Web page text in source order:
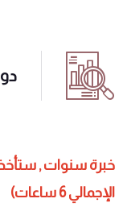
خبرة سنوات ,
الإجمالي 6 ساعات)